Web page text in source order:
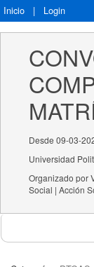
Inicio | Login
Desde 09-03-
Universidad
Organizado por
Social | Acción